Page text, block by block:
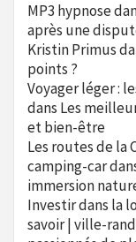
MP3 hypnose
après une
Kristin Primus
points ?
Voyager léger :
dans Les
et bien-être
Les routes de la
camping-car
immersion
Investir dans la
savoir | ville-